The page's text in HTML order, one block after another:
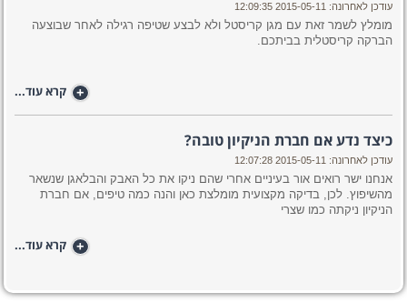
עודכן לאחרונה: 2015-05-11 12:09:35
מומלץ לשמר זאת עם מגן קריסטל ולא לבצע שטיפה רגילה לאחר שבוצעה
הברקה קריסטלית בביתכם.
+ קרא עוד...
כיצד נדע אם חברת הניקיון טובה?
עודכן לאחרונה: 2015-05-11 12:07:28
אנחנו ישר רואים אור בעיניים אחרי שהם ניקו את כל האבק והבלאגן שנשאר
מהשיפוץ. לכן, בדיקה מקצועית מומלצת כאן והנה כמה טיפים, אם חברת
הניקיון ניקתה כמו שצרי
+ קרא עוד...